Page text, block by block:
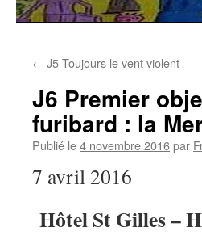
← J5 Toujours le vent violent
J6 Premier
furibard : la
Publié le4 novembre 2016par
7 avril 2016
Hôtel St Gilles –